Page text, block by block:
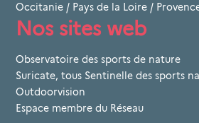
Occitanie / Pays de la Loire /
Nos sites web
Observatoire des sports de nature
Suricate, tous Sentinelle des sports
Outdoorvision
Espace membre du Réseau